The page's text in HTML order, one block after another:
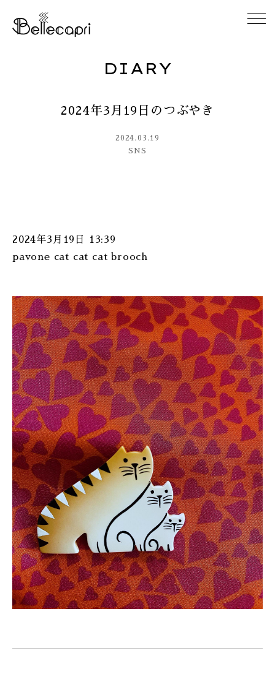
ABOUT
ACCESS
CONTACT
DIARY
2024年3月19日のつぶやき
2024.03.19
SNS
2024年3月19日 13:39
pavone cat cat cat brooch